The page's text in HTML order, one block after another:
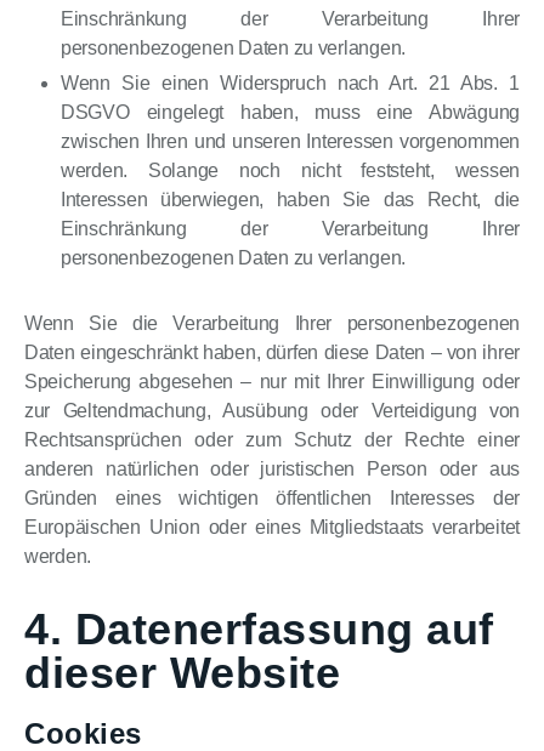
Einschränkung der Verarbeitung Ihrer
personenbezogenen Daten zu verlangen.
Wenn Sie einen Widerspruch nach Art. 21 Abs. 1
DSGVO eingelegt haben, muss eine Abwägung
zwischen Ihren und unseren Interessen vorgenommen
werden. Solange noch nicht feststeht, wessen
Interessen überwiegen, haben Sie das Recht, die
Einschränkung der Verarbeitung Ihrer
personenbezogenen Daten zu verlangen.
Wenn Sie die Verarbeitung Ihrer personenbezogenen
Daten eingeschränkt haben, dürfen diese Daten – von ihrer
Speicherung abgesehen – nur mit Ihrer Einwilligung oder
zur Geltendmachung, Ausübung oder Verteidigung von
Rechtsansprüchen oder zum Schutz der Rechte einer
anderen natürlichen oder juristischen Person oder aus
Gründen eines wichtigen öffentlichen Interesses der
Europäischen Union oder eines Mitgliedstaats verarbeitet
werden.
4. Datenerfassung auf
dieser Website
Cookies